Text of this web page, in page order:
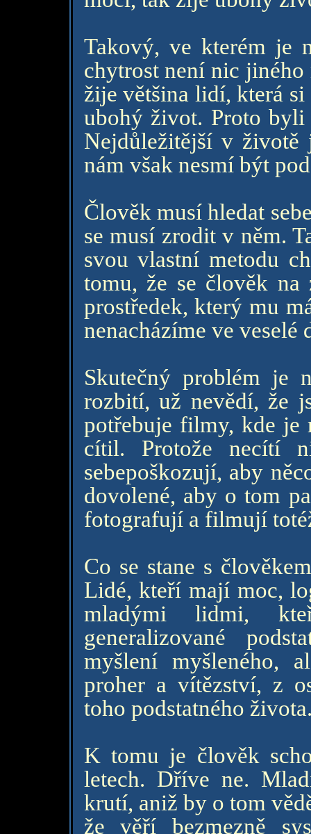
Takový, ve kterém je
chytrost není nic jiného
žije většina lidí, která
ubohý život. Proto
Nejdůležitější v životě
nám však nesmí být
Člověk musí hledat
se musí zrodit v něm.
svou vlastní metodu
tomu, že se člověk
prostředek, který mu
nenacházíme ve veselé
Skutečný problém je
rozbití, už nevědí, že
potřebuje filmy, kde je
cítil. Protože necítí
sebepoškozují, aby
dovolené, aby o tom
fotografují a filmují
Co se stane s
Lidé, kteří mají moc,
mladými lidmi,
generalizované
myšlení myšleného,
proher a vítězství, z
toho podstatného
K tomu je člověk
letech. Dříve ne.
krutí, aniž by o tom
že věří bezmezně